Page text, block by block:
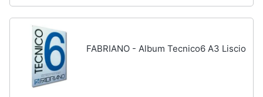
FABRIANO - Album Tecnico6 A3 Liscio